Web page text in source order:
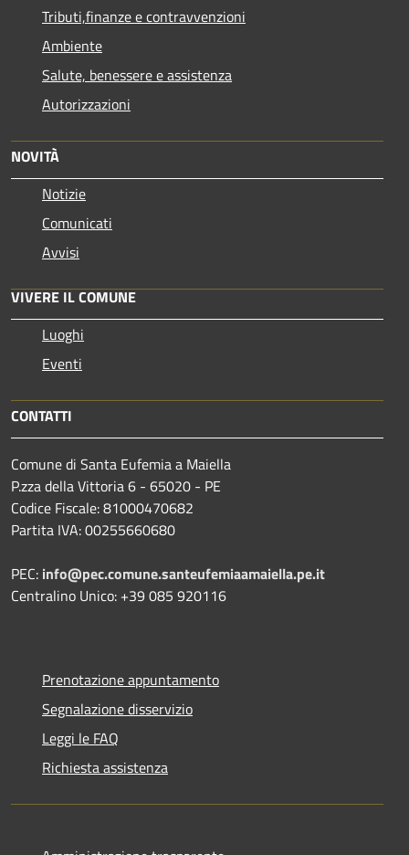
Tributi,finanze e contravvenzioni
Ambiente
Salute, benessere e assistenza
Autorizzazioni
NOVITÀ
Notizie
Comunicati
Avvisi
VIVERE IL COMUNE
Luoghi
Eventi
CONTATTI
Comune di Santa Eufemia a Maiella
P.zza della Vittoria 6 - 65020 - PE
Codice Fiscale: 81000470682
Partita IVA: 00255660680
PEC: info@pec.comune.santeufemiaamaiella.pe.it
Centralino Unico: +39 085 920116
Prenotazione appuntamento
Segnalazione disservizio
Leggi le FAQ
Richiesta assistenza